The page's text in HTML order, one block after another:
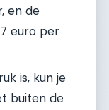
en de
euro per
is, kun je
buiten de